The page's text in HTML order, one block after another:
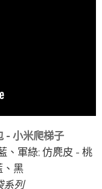
- 小米爬梯子
、軍綠; 仿麂皮 - 桃
、黑
系列